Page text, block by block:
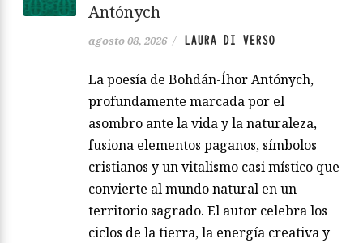
Antónych
agosto 08, 2026 / LAURA DI VERSO
La poesía de Bohdán-Íhor Antónych,
profundamente marcada por el
asombro ante la vida y la naturaleza,
fusiona elementos paganos, símbolos
cristianos y un vitalismo casi místico que
convierte al mundo natural en un
territorio sagrado. El autor celebra los
ciclos de la tierra, la energía creativa y